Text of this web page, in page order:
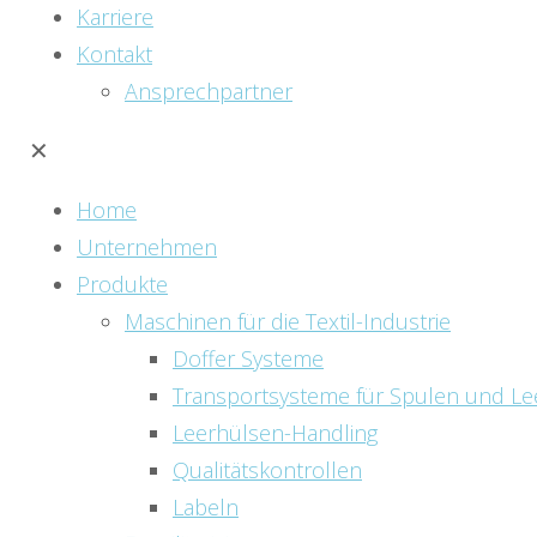
Karriere
Kontakt
Ansprechpartner
✕
Home
Unternehmen
Produkte
Maschinen für die Textil-Industrie
Doffer Systeme
Transportsysteme für Spulen und
Leerhülsen-Handling
Qualitätskontrollen
Labeln